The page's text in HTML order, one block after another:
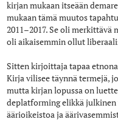
kirjan mukaan itseään
mukaan tämä muutos
2011–2017. Se oli
oli aikaisemmin ollut
Sitten kirjoittaja tapaa
Kirja vilisee täynnä termejä,
mutta kirjan lopussa on
deplatforming elikkä
äärioikeistoa ja